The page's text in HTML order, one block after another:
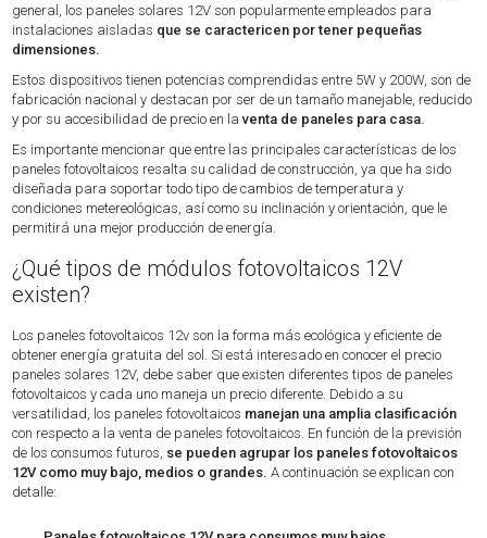
general, los paneles solares 12V son popularmente empleados para
instalaciones aisladas que se caractericen por tener pequeñas
dimensiones.
Estos dispositivos tienen potencias comprendidas entre 5W y 200W, son de
fabricación nacional y destacan por ser de un tamaño manejable, reducido
y por su accesibilidad de precio en la venta de paneles para casa.
Es importante mencionar que entre las principales características de los
paneles fotovoltaicos resalta su calidad de construcción, ya que ha sido
diseñada para soportar todo tipo de cambios de temperatura y
condiciones metereológicas, así como su inclinación y orientación, que le
permitirá una mejor producción de energía.
¿Qué tipos de módulos fotovoltaicos 12V
existen?
Los paneles fotovoltaicos 12v son la forma más ecológica y eficiente de
obtener energía gratuita del sol. Si está interesado en conocer el precio
paneles solares 12V, debe saber que existen diferentes tipos de paneles
fotovoltaicos y cada uno maneja un precio diferente. Debido a su
versatilidad, los paneles fotovoltaicos manejan una amplia clasificación
con respecto a la venta de paneles fotovoltaicos. En función de la previsión
de los consumos futuros, se pueden agrupar los paneles fotovoltaicos
12V como muy bajo, medios o grandes. A continuación se explican con
detalle: